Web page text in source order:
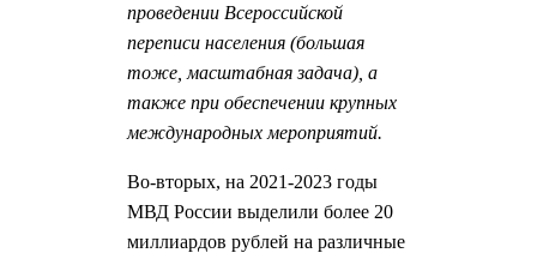
проведении Всероссийской
переписи населения (большая
тоже, масштабная задача), а
также при обеспечении крупных
международных мероприятий.
Во-вторых, на 2021-2023 годы
МВД России выделили более 20
миллиардов рублей на различные